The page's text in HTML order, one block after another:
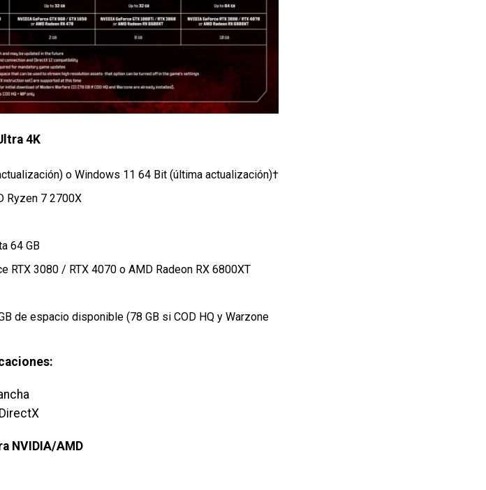
4K
o Windows 11 64 Bit (última actualización)†
Ryzen 7 2700X
64 GB
RTX 3080 / RTX 4070 o AMD Radeon RX 6800XT
de espacio disponible (78 GB si COD HQ y Warzone
NVIDIA/AMD